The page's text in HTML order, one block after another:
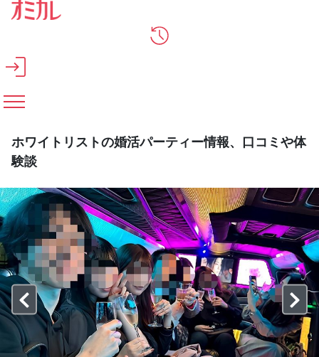
メインコンテンツへスキップ
ホワイトリストの婚活パーティー情報、口コミや体
験談